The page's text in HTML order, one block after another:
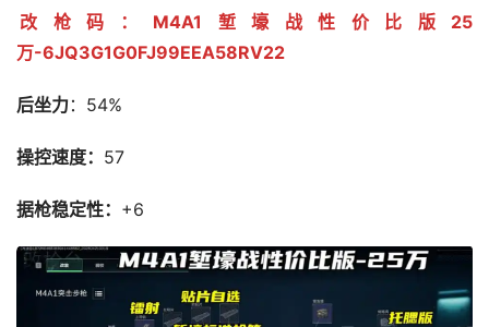
改枪码：M4A1堑壕战性价比版25
万-6JQ3G1G0FJ99EEA58RV22
后坐力：54%
操控速度： 57
据枪稳定性： +6